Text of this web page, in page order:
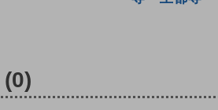
(0)